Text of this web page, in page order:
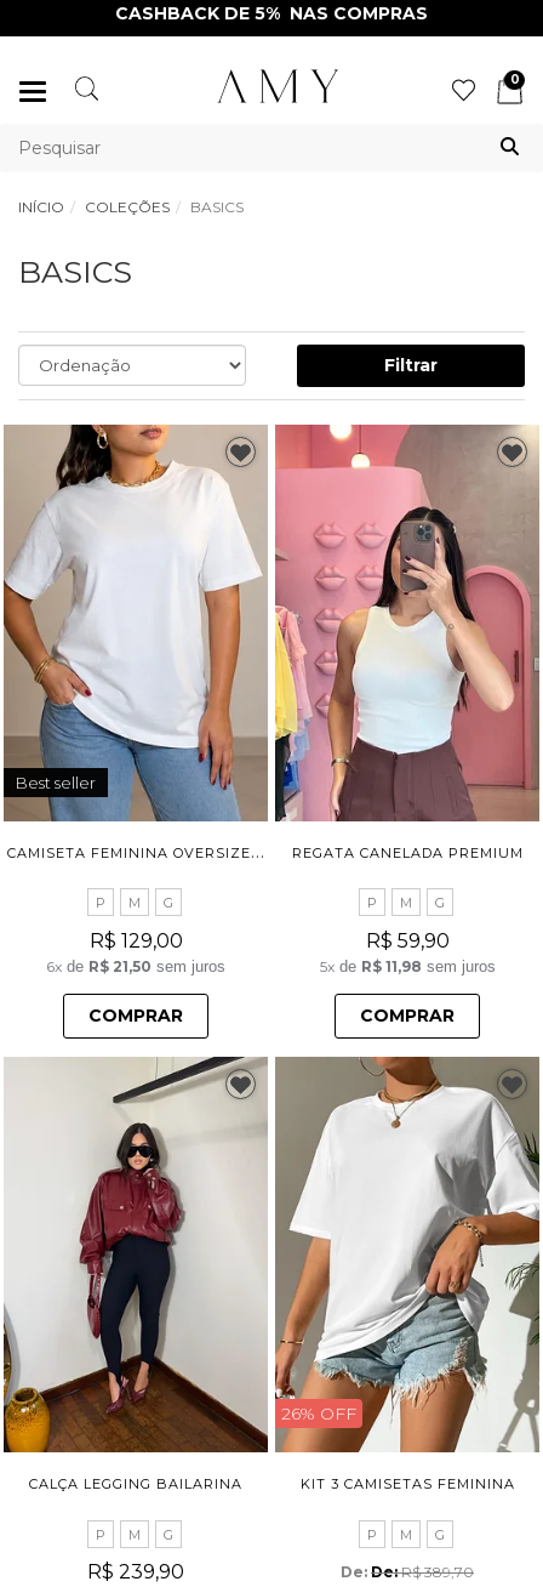
CASHBACK DE 5% NAS COMPRAS
Mudar
0
INÍCIO COLEÇÕES BASICS
BASICS
Filtrar
Best seller
C
AMISETA FEMININA OVERSIZE MAXI TSHIRT BELMONT
P M G
R$ 129,00
6x de R$ 21,50 sem juros
COMPRAR
REGATA CANELADA PREMIUM
P M G
R$ 59,90
5xde R$ 11,98 sem juros
COMPRAR
CALÇA LEGGING BAILARINA
P M G
R$ 239,90
26% OFF
KIT 3 CAMISETAS FEMININA
P M G
De: R$ 389,70